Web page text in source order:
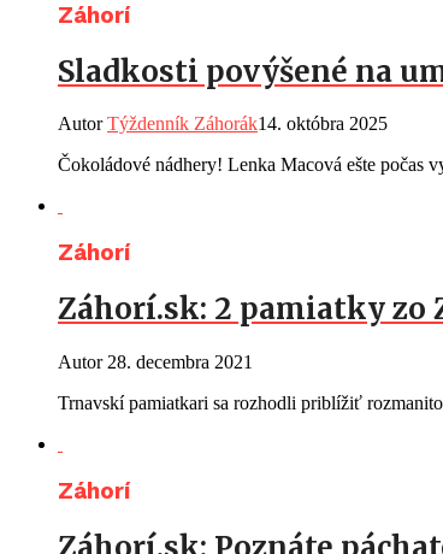
Záhorí
Sladkosti povýšené na
AutorTýždenník Záhorák14. októbra 2025
Čokoládové nádhery! Lenka Macová ešte počas
Záhorí
Záhorí.sk: 2 pamiatky zo
Autor 28. decembra 2021
Trnavskí pamiatkari sa rozhodli priblížiť
Záhorí